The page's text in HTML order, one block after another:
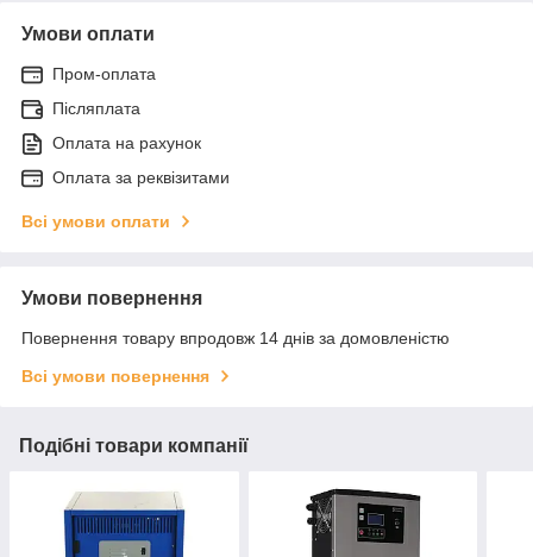
Умови оплати
Пром-оплата
Післяплата
Оплата на рахунок
Оплата за реквізитами
Всі умови оплати
Умови повернення
Повернення товару впродовж 14 днів за домовленістю
Всі умови повернення
Подібні товари компанії